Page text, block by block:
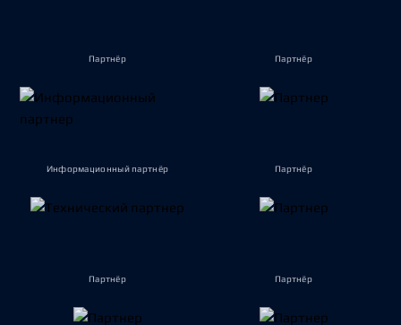
Партнёр Партнёр
Информационный партнёр Партнёр
Партнёр Партнёр